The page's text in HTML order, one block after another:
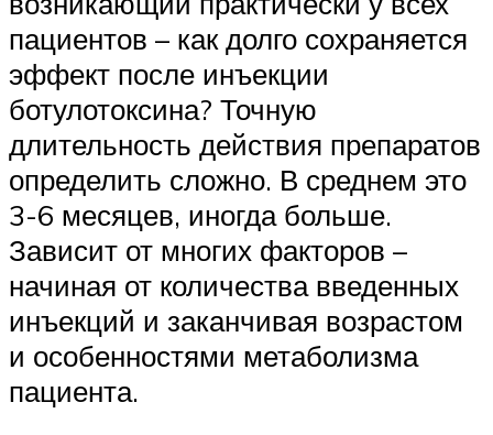
пациентов – как долго сохраняется
эффект после инъекции
ботулотоксина? Точную
длительность действия препаратов
определить сложно. В среднем это
3-6 месяцев, иногда больше.
Зависит от многих факторов –
начиная от количества введенных
инъекций и заканчивая возрастом
и особенностями метаболизма
пациента.